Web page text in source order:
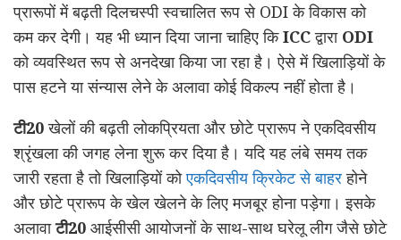
प्रारूपों में बढ़ती दिलचस्पी स्वचालित रूप से ODI के विकास को
कम कर देगी। यह भी ध्यान दिया जाना चाहिए किICCद्वारा ODI
को व्यवस्थित रूप से अनदेखा किया जा रहा है। ऐसे में खिलाड़ियों के
पास हटने या संन्यास लेने के अलावा कोई विकल्प नहीं होता है।
टी20खेलों की बढ़ती लोकप्रियता और छोटे प्रारूप ने एकदिवसीय
श्रृंखला की जगह लेना शुरू कर दिया है। यदि यह लंबे समय तक
जारी रहता है तो खिलाड़ियों कोएकदिवसीय क्रिकेट से बाहरहोने
और छोटे प्रारूप के खेल खेलने के लिए मजबूर होना पड़ेगा। इसके
अलावाटी20 आईसीसी आयोजनों के साथ-साथ घरेलू लीग जैसे छोटे